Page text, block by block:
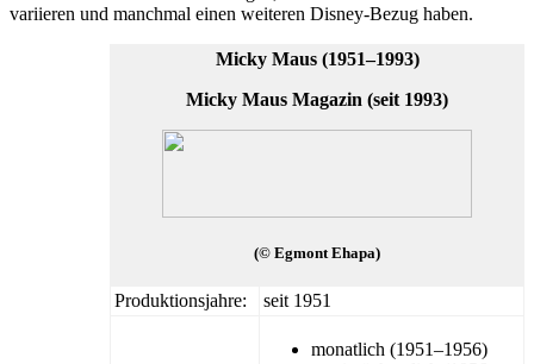
variieren und manchmal einen weiteren Disney-Bezug haben.
Micky Maus (1951–1993)
Micky Maus Magazin (seit 1993)
(© Egmont Ehapa)
Produktionsjahre: seit 1951
monatlich (1951–1956)